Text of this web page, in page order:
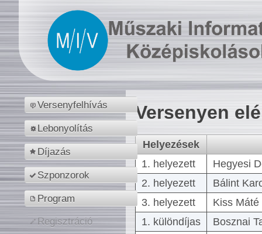
Versenyfelhívás
Lebonyolítás
Díjazás
Szponzorok
Program
Regisztráció
Versenyen
Helyezések
1. helyezett
Hegyesi
2. helyezett
Bálint
3. helyezett
Kiss
1. különdíjas
Bosznai